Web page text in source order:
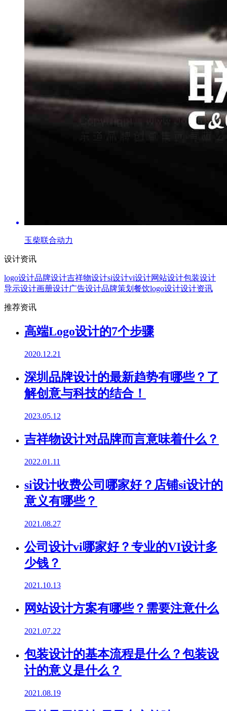
玉柴联合动力
设计资讯
logo设计品牌设计吉祥物设计si设计vi设计网站设计包装设计
导示设计画册设计广告设计品牌策划 餐饮logo设计设计资讯
推荐资讯
高端Logo设计的7个步骤
2020.12.21
深圳品牌设计的最新趋势有哪些？了
解创意与科技的结合！
2023.05.12
吉祥物设计对品牌而言意味着什么？
2022.01.11
si设计收费公司哪家好？店铺si设计的
意义有哪些？
2021.08.27
公司设计vi哪家好？专业的VI设计多
少钱？
2021.10.13
网站设计方案有哪些？需要注意什么
2021.07.22
包装设计的基本流程是什么？包装设
计的意义是什么？
2021.08.19